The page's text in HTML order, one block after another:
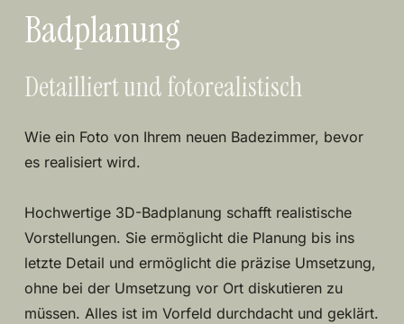
Badplanung
Detailliert und fotorealistisch
Wie ein Foto von Ihrem neuen Badezimmer, bevor
es realisiert wird.
Hochwertige 3D-Badplanung schafft realistische
Vorstellungen. Sie ermöglicht die Planung bis ins
letzte Detail und ermöglicht die präzise Umsetzung,
ohne bei der Umsetzung vor Ort diskutieren zu
müssen. Alles ist im Vorfeld durchdacht und geklärt.